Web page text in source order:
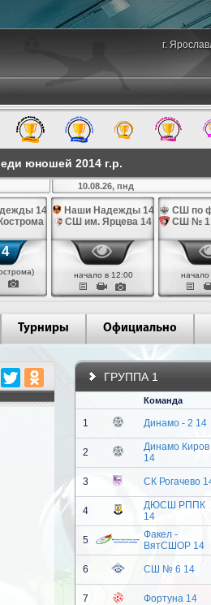
г.
юношей 2014 г.р.
14
14
10.08.26, пнд
Наши Надежды 14
СШ им. Ярцева 14
начало в 12:00
СШ по
СШ № 1
начало
Турниры Официально
ГРУППА 1
Команда
1 Динамо - 2 14
2
Динамо Киров
14
3 СК Рогачево
4
ДЮСШ РППК
14
5
Факел -
ВятСШОР 14
6 СШ № 6 14
7 Фортуна 14